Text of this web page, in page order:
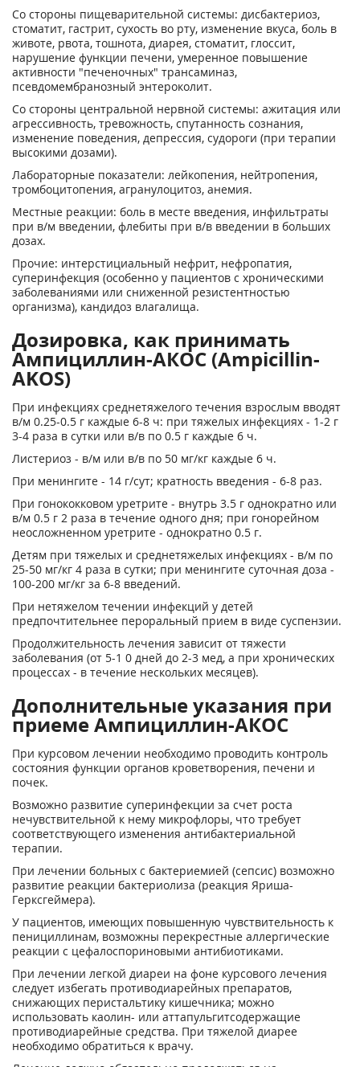
Со стороны пищеварительной системы: дисбактериоз,
стоматит, гастрит, сухость во рту, изменение вкуса, боль в
животе, рвота, тошнота, диарея, стоматит, глоссит,
нарушение функции печени, умеренное повышение
активности "печеночных" трансаминаз,
псевдомембранозный энтероколит.
Со стороны центральной нервной системы: ажитация или
агрессивность, тревожность, спутанность сознания,
изменение поведения, депрессия, судороги (при терапии
высокими дозами).
Лабораторные показатели: лейкопения, нейтропения,
тромбоцитопения, агранулоцитоз, анемия.
Местные реакции: боль в месте введения, инфильтраты
при в/м введении, флебиты при в/в введении в больших
дозах.
Прочие: интерстициальный нефрит, нефропатия,
суперинфекция (особенно у пациентов с хроническими
заболеваниями или сниженной резистентностью
организма), кандидоз влагалища.
Дозировка, как принимать
Ампициллин-АКОС (Ampicillin-
AKOS)
При инфекциях среднетяжелого течения взрослым вводят
в/м 0.25-0.5 г каждые 6-8 ч: при тяжелых инфекциях - 1-2 г
3-4 раза в сутки или в/в по 0.5 г каждые 6 ч.
Листериоз - в/м или в/в по 50 мг/кг каждые 6 ч.
При менингите - 14 г/сут; кратность введения - 6-8 раз.
При гонококковом уретрите - внутрь 3.5 г однократно или
в/м 0.5 г 2 раза в течение одного дня; при гонорейном
неосложненном уретрите - однократно 0.5 г.
Детям при тяжелых и среднетяжелых инфекциях - в/м по
25-50 мг/кг 4 раза в сутки; при менингите суточная доза -
100-200 мг/кг за 6-8 введений.
При нетяжелом течении инфекций у детей
предпочтительнее пероральный прием в виде суспензии.
Продолжительность лечения зависит от тяжести
заболевания (от 5-1 0 дней до 2-3 мед, а при хронических
процессах - в течение нескольких месяцев).
Дополнительные указания при
приеме Ампициллин-АКОС
При курсовом лечении необходимо проводить контроль
состояния функции органов кроветворения, печени и
почек.
Возможно развитие суперинфекции за счет роста
нечувствительной к нему микрофлоры, что требует
соответствующего изменения антибактериальной
терапии.
При лечении больных с бактериемией (сепсис) возможно
развитие реакции бактериолиза (реакция Яриша-
Герксгеймера).
У пациентов, имеющих повышенную чувствительность к
пенициллинам, возможны перекрестные аллергические
реакции с цефалоспориновыми антибиотиками.
При лечении легкой диареи на фоне курсового лечения
следует избегать противодиарейных препаратов,
снижающих перистальтику кишечника; можно
использовать каолин- или аттапульгитсодержащие
противодиарейные средства. При тяжелой диарее
необходимо обратиться к врачу.